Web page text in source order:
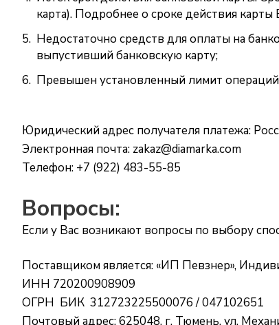
карта). Подробнее о сроке действия
Недостаточно средств для оплаты на
выпустивший банковскую карту;
Превышен установленный лимит
Юридический адрес получателя платежа:
Электронная почта: zakaz@diamarka.com
Телефон: +7 (922) 483-55-85
Вопросы:
Если у Вас возникают вопросы по выбору
Поставщиком является: «ИП Певзнер»,
ИНН 720200908909
ОГРН БИК 312723225500076 / 047102651
Почтовый адрес: 625048, г. Тюмень, ул.